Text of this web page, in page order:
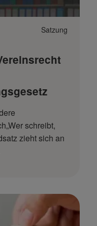
Satzung
schreibt,
zieht sich an